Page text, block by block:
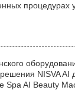
процедурах
NISVA AI
Spa AI Beauty